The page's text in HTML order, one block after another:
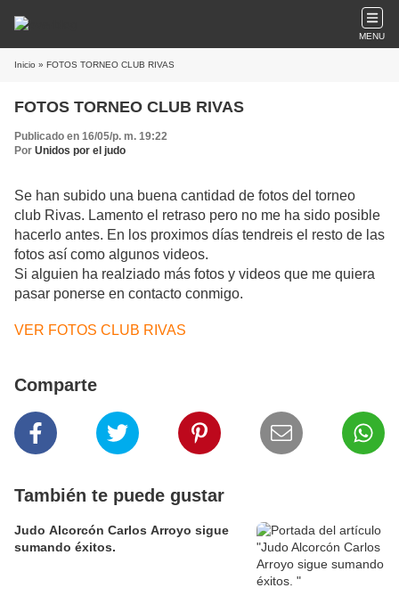
MENU
Inicio » FOTOS TORNEO CLUB RIVAS
FOTOS TORNEO CLUB RIVAS
Publicado en 16/05/p. m. 19:22
Por Unidos por el judo
Se han subido una buena cantidad de fotos del torneo
club Rivas. Lamento el retraso pero no me ha sido posible
hacerlo antes. En los proximos días tendreis el resto de las
fotos así como algunos videos.
Si alguien ha realziado más fotos y videos que me quiera
pasar ponerse en contacto conmigo.
VER FOTOS CLUB RIVAS
Comparte
También te puede gustar
Judo Alcorcón Carlos Arroyo sigue
sumando éxitos.